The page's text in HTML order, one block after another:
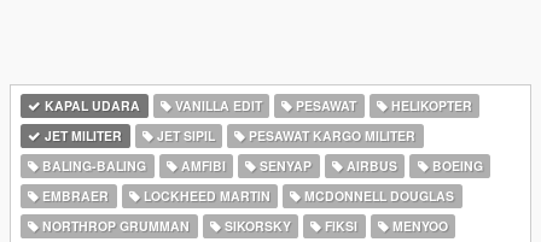
KAPAL UDARA VANILLA EDIT PESAWAT
HELIKOPTER
JET MILITER
JET SIPIL
PESAWAT KARGO MILITER
BALING-BALING
AMFIBI SENYAP AIRBUS
BOEING
EMBRAER
LOCKHEED MARTIN
MCDONNELL DOUGLAS
NORTHROP GRUMMAN
SIKORSKY FIKSI MENYOO